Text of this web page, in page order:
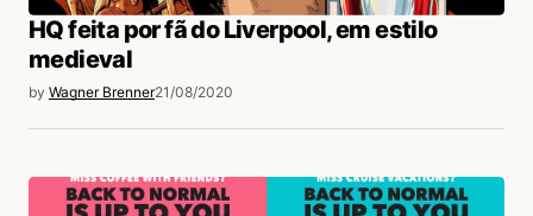
HQ feita por fã do Liverpool, em estilo
medieval
by Wagner Brenner21/08/2020